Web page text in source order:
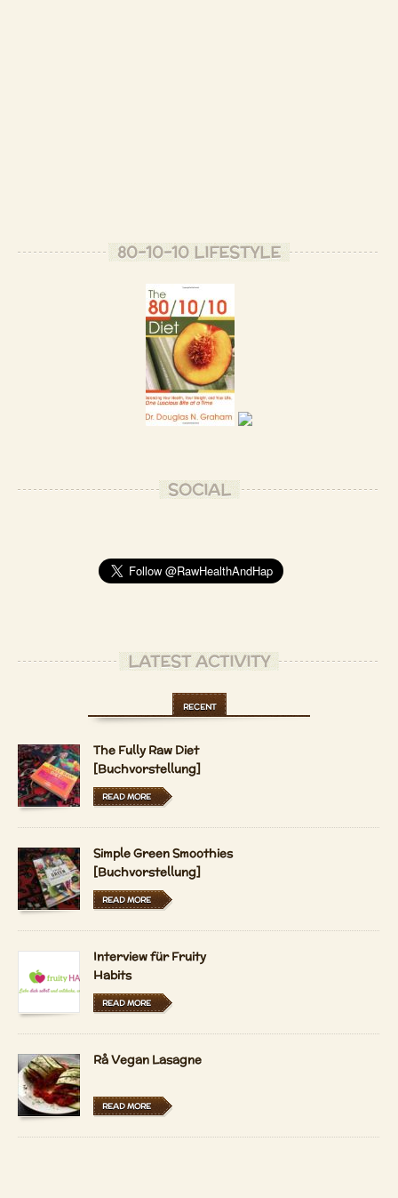
80-10-10 LIFESTYLE
SOCIAL
LATEST ACTIVITY
RECENT
The Fully Raw Diet
[Buchvorstellung]
READ MORE
Simple Green Smoothies
[Buchvorstellung]
READ MORE
Interview für Fruity
Habits
READ MORE
Rå Vegan Lasagne
READ MORE